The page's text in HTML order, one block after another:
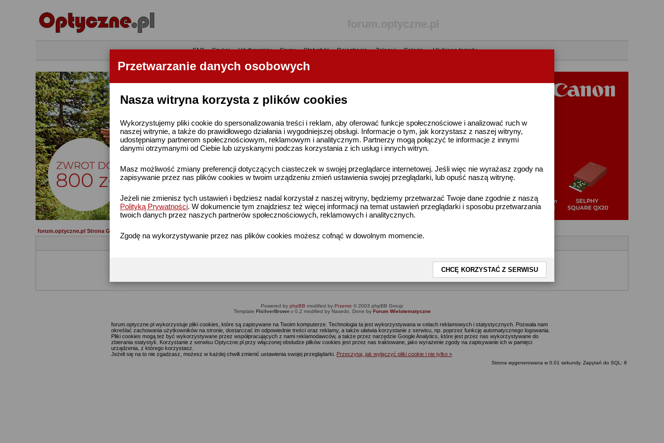
Przetwarzanie danych osobowych
Nasza witryna korzysta z plików cookies
Wykorzystujemy pliki cookie do spersonalizowania treści i reklam, aby oferować funkcje społecznościowe i analizować ruch w
naszej witrynie, a także do prawidłowego działania i wygodniejszej obsługi. Informacje o tym, jak korzystasz z naszej witryny,
udostępniamy partnerom społecznościowym, reklamowym i analitycznym. Partnerzy mogą połączyć te informacje z innymi
danymi otrzymanymi od Ciebie lub uzyskanymi podczas korzystania z ich usług i innych witryn.
Masz możliwość zmiany preferencji dotyczących ciasteczek w swojej przeglądarce internetowej. Jeśli więc nie wyrażasz zgody na
zapisywanie przez nas plików cookies w twoim urządzeniu zmień ustawienia swojej przeglądarki, lub opuść naszą witrynę.
Jeżeli nie zmienisz tych ustawień i będziesz nadal korzystał z naszej witryny, będziemy przetwarzać Twoje dane zgodnie z naszą
Polityką Prywatności. W dokumencie tym znajdziesz też więcej informacji na temat ustawień przeglądarki i sposobu przetwarzania
twoich danych przez naszych partnerów społecznościowych, reklamowych i analitycznych.
Zgodę na wykorzystywanie przez nas plików cookies możesz cofnąć w dowolnym momencie.
CHCĘ KORZYSTAĆ Z SERWISU
•FAQ•Szukaj•Użytkownicy•Grupy•Statystyki•Rejestracja•Zaloguj•Galerie• Ulubione tematy
forum.optyczne.pl Strona Główna
żeby przejść do formularza rejestracyjnego.
Powered by phpBB modified by Przemo © 2003 phpBB Group
Template FIsilverBrownv 0.2 modified by Nasedo. Done by Forum Wielotematyczne
forum.optyczne.pl wykorzystuje pliki cookies, które są zapisywane na Twoim komputerze. Technologia ta jest wykorzystywana w celach reklamowych i statystycznych. Pozwala nam
określać zachowania użytkowników na stronie, dostarczać im odpowiednie treści oraz reklamy, a także ułatwia korzystanie z serwisu, np. poprzez funkcję automatycznego logowania.
Pliki cookies mogą też być wykorzystywane przez współpracujących z nami reklamodawców, a także przez narzędzie Google Analytics, które jest przez nas wykorzystywane do
zbierania statystyk. Korzystanie z serwisu Optyczne.pl przy włączonej obsłudze plików cookies jest przez nas traktowane, jako wyrażenie zgody na zapisywanie ich w pamięci
urządzenia, z którego korzystasz.
Jeżeli się na to nie zgadzasz, możesz w każdej chwili zmienić ustawienia swojej przeglądarki. Przeczytaj, jak wyłączyć pliki cookie i nie tylko »
Strona wygenerowana w 0.01 sekundy. Zapytań do SQL: 8